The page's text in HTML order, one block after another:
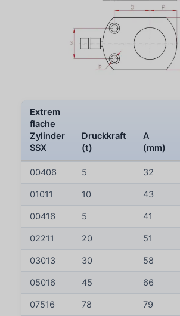
Extrem
flache
Zylinder
SSX
Druckkraft
(t)
A
(mm)
00406 5 32
01011 10 43
00416 5 41
02211 20 51
03013 30 58
05016 45 66
07516 78 79